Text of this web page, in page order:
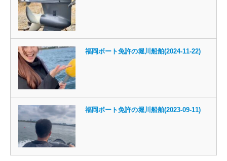
福岡ボート免許の堀川船舶(2024-11-22)
福岡ボート免許の堀川船舶(2023-09-11)